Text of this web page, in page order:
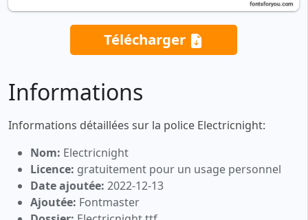
Télécharger
Informations
Informations détaillées sur la police Electricnight:
Nom: Electricnight
Licence: gratuitement pour un usage personnel
Date ajoutée: 2022-12-13
Ajoutée: Fontmaster